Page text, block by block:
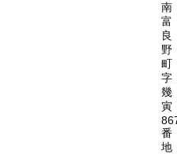
南
富
良
野
町
字
幾
寅
番
地